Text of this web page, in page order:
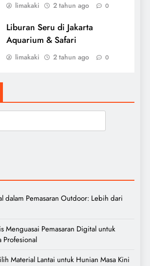
limakaki 2 tahun ago 0
Liburan Seru di Jakarta
Aquarium & Safari
limakaki 2 tahun ago 0
dalam Pemasaran Outdoor: Lebih dari
Menguasai Pemasaran Digital untuk
Profesional
Material Lantai untuk Hunian Masa Kini